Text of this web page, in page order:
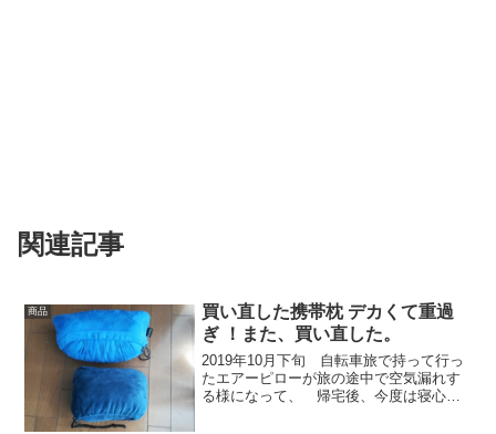
関連記事
商品
買い直した携帯枕 デカくて重過
ぎ ！また、買い直した。
2019年10月下旬 自転車旅で持って行っ
たエアーピローが旅の途中で空気漏れす
る様になって、 帰宅後、今度は寝心地